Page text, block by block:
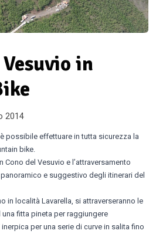
in
2014
possibile effettuare in tutta sicurezza la
bike.
Cono del Vesuvio e l’attraversamento
e suggestivo degli itinerari del
in località Lavarella, si attraverseranno le
una fitta pineta per raggiungere
per una serie di curve in salita fino